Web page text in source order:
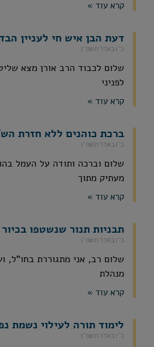
קרא עוד »
דעת הבן איש חי לעניין
כ״ו באדר תשפ״ו
שלום לכבוד הרב אורן מצא
לפניני
קרא עוד »
ברכת כוהנים ללא חזרת
כ״ו באדר תשפ״ו
שלום וברכה ותודה על העמל
מעתיק מתוך
קרא עוד »
תבניות תנור שנשטפו
כ״ו באדר תשפ״ו
שלום רב, אני מתגוררת בחו"ל,
מנהלת
קרא עוד »
לימוד תורה לעילוי נשמת
כ״ו באדר תשפ״ו